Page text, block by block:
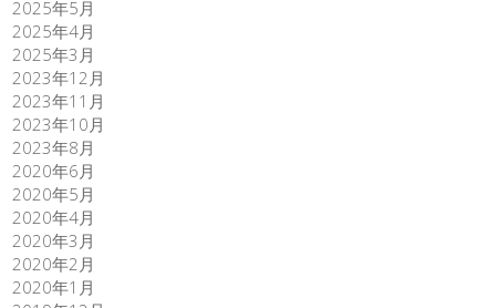
2025年5月
2025年4月
2025年3月
2023年12月
2023年11月
2023年10月
2023年8月
2020年6月
2020年5月
2020年4月
2020年3月
2020年2月
2020年1月